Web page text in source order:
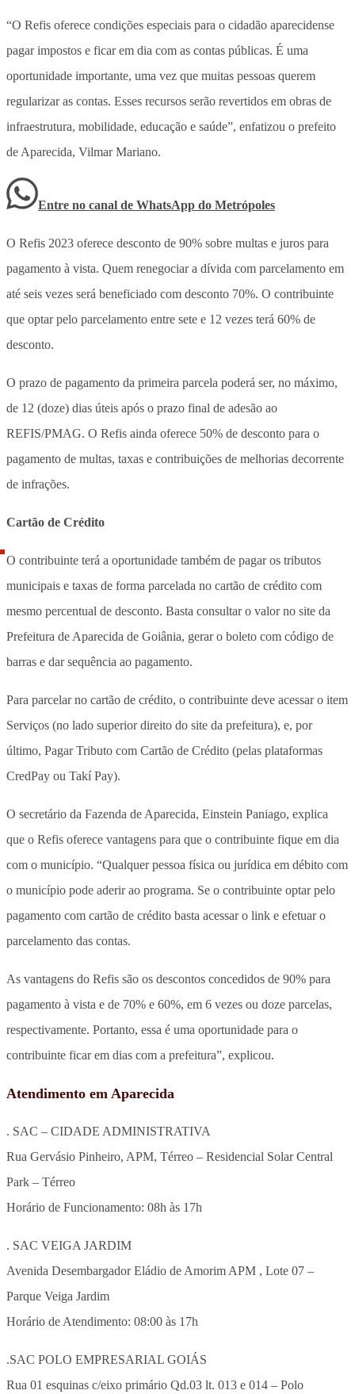
“O Refis oferece condições especiais para o cidadão aparecidense
pagar impostos e ficar em dia com as contas públicas. É uma
oportunidade importante, uma vez que muitas pessoas querem
regularizar as contas. Esses recursos serão revertidos em obras de
infraestrutura, mobilidade, educação e saúde”, enfatizou o prefeito
de Aparecida, Vilmar Mariano.
Entre no canal de WhatsApp do Metrópoles
O Refis 2023 oferece desconto de 90% sobre multas e juros para
pagamento à vista. Quem renegociar a dívida com parcelamento em
até seis vezes será beneficiado com desconto 70%. O contribuinte
que optar pelo parcelamento entre sete e 12 vezes terá 60% de
desconto.
O prazo de pagamento da primeira parcela poderá ser, no máximo,
de 12 (doze) dias úteis após o prazo final de adesão ao
REFIS/PMAG. O Refis ainda oferece 50% de desconto para o
pagamento de multas, taxas e contribuições de melhorias decorrente
de infrações.
Cartão de Crédito
O contribuinte terá a oportunidade também de pagar os tributos
municipais e taxas de forma parcelada no cartão de crédito com
mesmo percentual de desconto. Basta consultar o valor no site da
Prefeitura de Aparecida de Goiânia, gerar o boleto com código de
barras e dar sequência ao pagamento.
Para parcelar no cartão de crédito, o contribuinte deve acessar o item
Serviços (no lado superior direito do site da prefeitura), e, por
último, Pagar Tributo com Cartão de Crédito (pelas plataformas
CredPay ou Takí Pay).
O secretário da Fazenda de Aparecida, Einstein Paniago, explica
que o Refis oferece vantagens para que o contribuinte fique em dia
com o município. “Qualquer pessoa física ou jurídica em débito com
o município pode aderir ao programa. Se o contribuinte optar pelo
pagamento com cartão de crédito basta acessar o link e efetuar o
parcelamento das contas.
As vantagens do Refis são os descontos concedidos de 90% para
pagamento à vista e de 70% e 60%, em 6 vezes ou doze parcelas,
respectivamente. Portanto, essa é uma oportunidade para o
contribuinte ficar em dias com a prefeitura”, explicou.
Atendimento em Aparecida
. SAC – CIDADE ADMINISTRATIVA
Rua Gervásio Pinheiro, APM, Térreo – Residencial Solar Central
Park – Térreo
Horário de Funcionamento: 08h às 17h
. SAC VEIGA JARDIM
Avenida Desembargador Eládio de Amorim APM , Lote 07 –
Parque Veiga Jardim
Horário de Atendimento: 08:00 às 17h
.SAC POLO EMPRESARIAL GOIÁS
Rua 01 esquinas c/eixo primário Qd.03 lt. 013 e 014 – Polo